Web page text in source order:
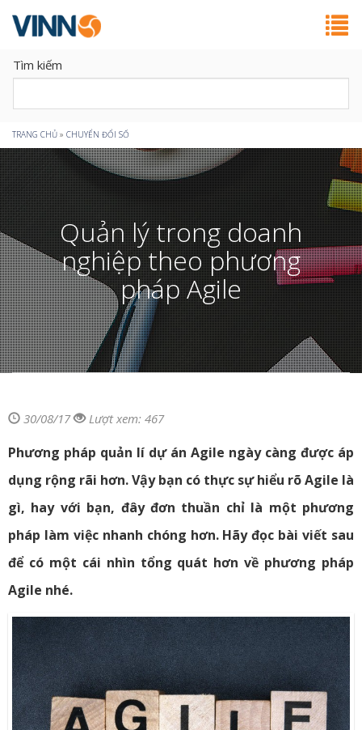
Tìm kiếm
Bạn
đang
ở
đây
TRANG CHỦ » CHUYỂN ĐỔI SỐ
Quản lý trong doanh
nghiệp theo phương
pháp Agile
30/08/17 Lượt xem: 467
Phương pháp quản lí dự án Agile ngày càng được áp
dụng rộng rãi hơn. Vậy bạn có thực sự hiểu rõ Agile là
gì, hay với bạn, đây đơn thuần chỉ là một phương
pháp làm việc nhanh chóng hơn. Hãy đọc bài viết sau
để có một cái nhìn tổng quát hơn về phương pháp
Agile nhé.